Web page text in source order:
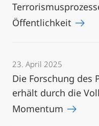
Öffentlichkeit
23. April 2025
Die Forschung des
erhält durch die
Momentum